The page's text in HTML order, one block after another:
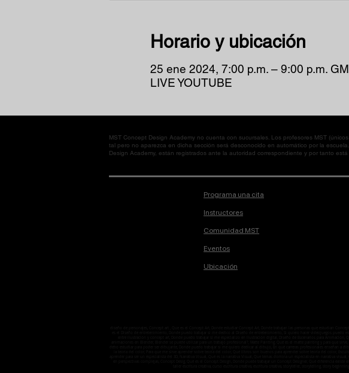
Horario y ubicación
25 ene 2024, 7:00 p.m. – 9:00 p.m.
LIVE YOUTUBE
MST Concept Design Academy no cuenta con sucursales. Los profesores MST
tal pero no aparezca en dicha sección será desconocido en automático por la
Design Academy, están registrados ante la autoridad correspondiente y por tanto
Programa una cita
Instructores
Comunidad MST
Eventos
Ubicación